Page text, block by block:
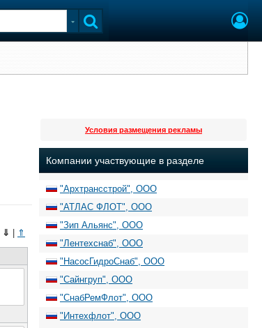
⇓ ⇑
Условия размещения рекламы
Компании участвующие в разделе
"Архтрансстрой", ООО
"АТЛАС ФЛОТ", ООО
"Зип Альянс", ООО
"Лентехснаб", ООО
"НасосГидроСнаб", ООО
"Сайнгруп", ООО
"СнабРемФлот", ООО
"Интехфлот", ООО